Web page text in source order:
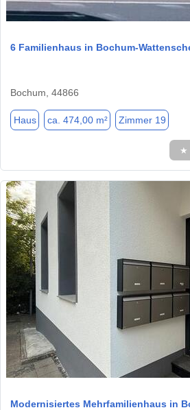
6 Familienhaus in Bochum-
Bochum, 44866
Haus ca. 474,00 m² Zimmer 19
★
Modernisiertes Mehrfamilienhaus in